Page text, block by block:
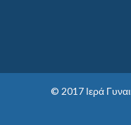
© 2017 Ιερά